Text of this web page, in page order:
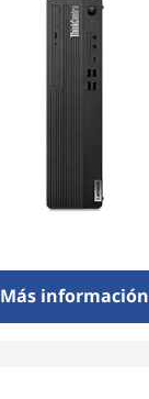
Más información